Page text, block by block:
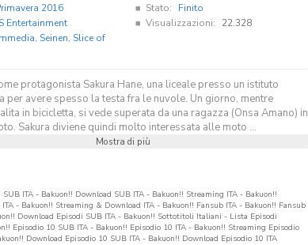
2016
Entertainment
, Seinen, Slice of
Stato:
Finito
Visualizzazioni:
22.328
protagonista Sakura Hane, una liceale presso un istituto
per avere spesso la testa fra le nuvole. Un giorno, mentre
in bicicletta, si vede superata da una ragazza (Onsa Amano) in
Sakura diviene quindi molto interessata alle moto ...
Mostra di più
ITA - Bakuon!! Download SUB ITA - Bakuon!! Streaming ITA - Bakuon!!
- Bakuon!! Streaming & Download ITA - Bakuon!! Fansub ITA - Bakuon!! Fansub
Download Episodi SUB ITA - Bakuon!! Sottotitoli Italiani - Lista Episodi
Episodio 10 SUB ITA - Bakuon!! Episodio 10 ITA - Bakuon!! Streaming Episodio
Download Episodio 10 SUB ITA - Bakuon!! Download Episodio 10 ITA